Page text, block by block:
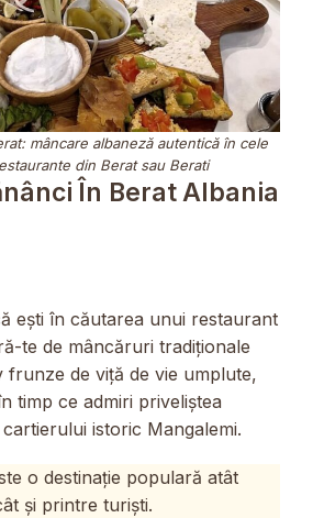
mâncare albaneză autentică în cele
din Berat sau Berati
În Berat Albania
ești în căutarea unui restaurant
te de mâncăruri tradiționale
frunze de viță de vie umplute,
timp ce admiri priveliștea
istoric Mangalemi.
o destinație populară atât
și printre turiști.